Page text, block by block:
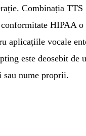
Combinația
HIPAA o
aplicațiile vocale
este deosebit de
sau nume proprii.